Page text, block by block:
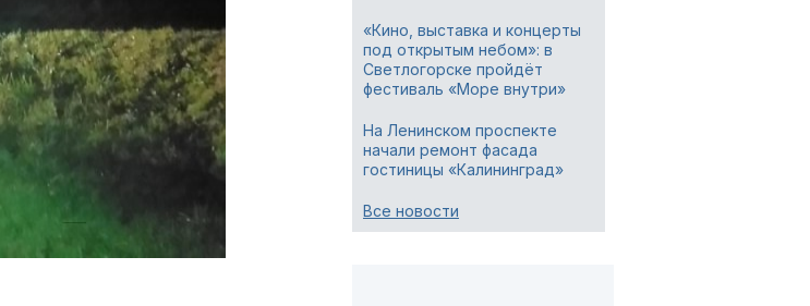
«Кино, выставка и концерты
под открытым небом»: в
Светлогорске пройдёт
фестиваль «Море внутри»
На Ленинском проспекте
начали ремонт фасада
гостиницы «Калининград»
Все новости